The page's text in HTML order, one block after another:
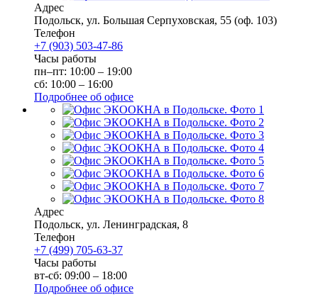
Адрес
Подольск, ул. Большая Серпуховская, 55 (оф. 103)
Телефон
+7 (903) 503-47-86
Часы работы
пн–пт: 10:00 – 19:00
сб: 10:00 – 16:00
Подробнее об офисе
Адрес
Подольск, ул. Ленинградская, 8
Телефон
+7 (499) 705-63-37
Часы работы
вт-сб: 09:00 – 18:00
Подробнее об офисе